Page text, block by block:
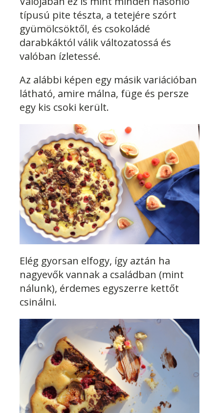
típusú pite tészta, a tetejére szórt
gyümölcsöktől, és csokoládé
darabkáktól válik változatossá és
valóban ízletessé.
Az alábbi képen egy másik variációban
látható, amire málna, füge és persze
egy kis csoki került.
Elég gyorsan elfogy, így aztán ha
nagyevők vannak a családban (mint
nálunk), érdemes egyszerre kettőt
csinálni.